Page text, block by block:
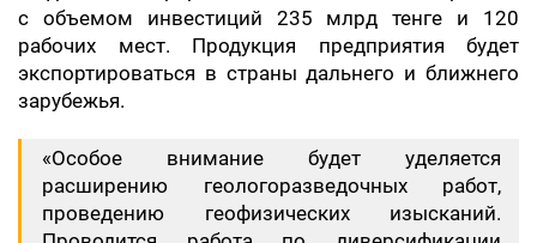
с объемом инвестиций 235 млрд тенге и 120
рабочих мест. Продукция предприятия будет
экспортироваться в страны дальнего и ближнего
зарубежья.
«Особое внимание будет уделяется
расширению геологоразведочных работ,
проведению геофизических изысканий.